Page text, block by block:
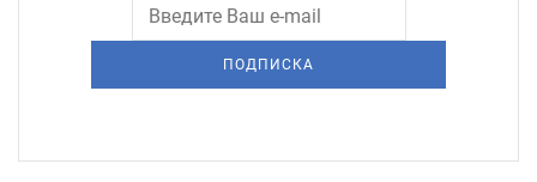
ПОДПИСКА